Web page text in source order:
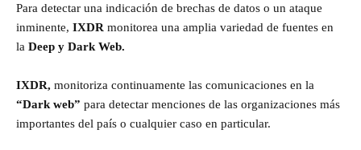
Para detectar una indicación de brechas de datos o un ataque
inminente, IXDR monitorea una amplia variedad de fuentes en
la Deep y Dark Web.
IXDR, monitoriza continuamente las comunicaciones en la
“Dark web” para detectar menciones de las organizaciones más
importantes del país o cualquier caso en particular.